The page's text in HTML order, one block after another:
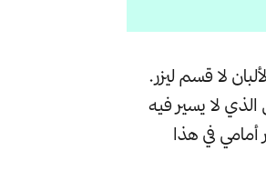
لا قسم ليزر.
لا يسير فيه
أمامي في هذا